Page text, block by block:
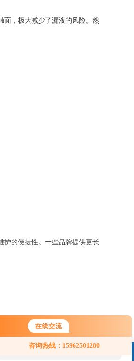
在线交流
咨询热线：15962501280
您好！欢迎前来咨询，很高兴为您
服务，请问您要咨询什么问题呢？
，极大减少了漏液的风险。然
的便捷性。一些品牌提供更长